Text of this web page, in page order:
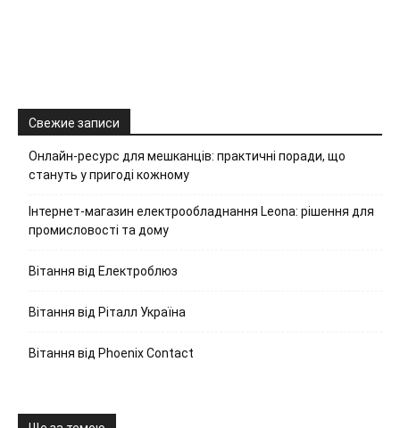
Свежие записи
Онлайн-ресурс для мешканців: практичні поради, що
стануть у пригоді кожному
Інтернет-магазин електрообладнання Leona: рішення для
промисловості та дому
Вітання від Електроблюз
Вітання від Ріталл Україна
Вітання від Phoenix Contact